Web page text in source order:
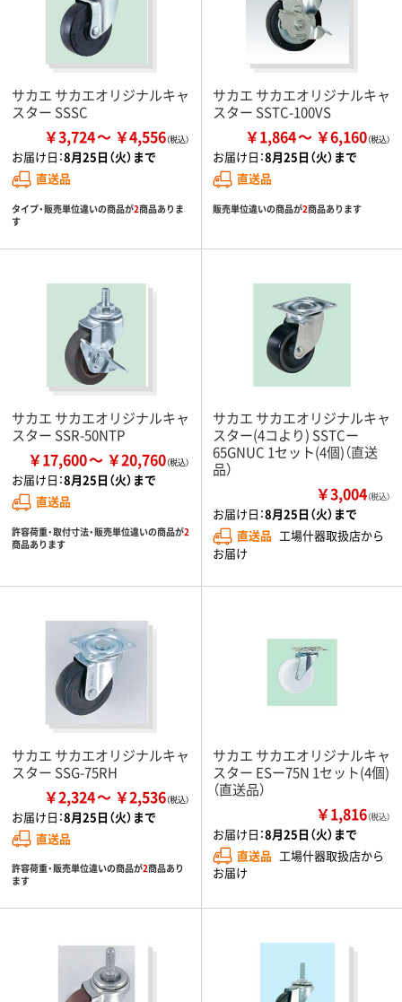
サカエ サカエオリジナルキャ
スター SSSC
￥3,724 ￥4,556
お届け日：8月25日（火）まで
直送品
タイプ・販売単位違いの商品が2商品ありま
す
サカエ サカエオリジナルキャ
スター SSTC-100VS
￥1,864 ￥6,160
お届け日：8月25日（火）まで
直送品
販売単位違いの商品が2商品あります
サカエ サカエオリジナルキャ
スター SSR-50NTP
￥17,600 ￥20,760
お届け日：8月25日（火）まで
直送品
許容荷重・取付寸法・販売単位違いの商品が2
商品あります
サカエ サカエオリジナルキャ
スター(4コより) SSTCー
65GNUC 1セット(4個)（直送
品）
￥3,004（税込）
お届け日：8月25日（火）まで
直送品 工場什器取扱店から
お届け
サカエ サカエオリジナルキャ
スター SSG-75RH
￥2,324 ￥2,536
お届け日：8月25日（火）まで
直送品
許容荷重・販売単位違いの商品が2商品あり
ます
サカエ サカエオリジナルキャ
スター ESー75N 1セット(4個)
（直送品）
￥1,816（税込）
お届け日：8月25日（火）まで
直送品 工場什器取扱店から
お届け